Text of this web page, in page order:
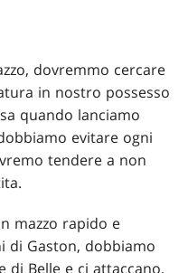
dovremmo cercare
in nostro possesso
quando lanciamo
evitare ogni
tendere a non
mazzo rapido e
di Gaston, dobbiamo
di Belle e ci attaccano,